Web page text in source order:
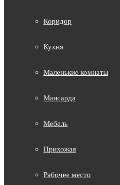
Коридор
Кухня
Маленькие комнаты
Мансарда
Мебель
Прихожая
Рабочее место